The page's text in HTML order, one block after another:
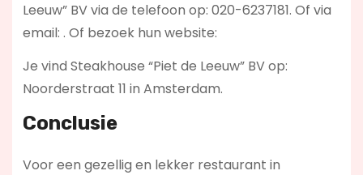
Leeuw” BV via de telefoon op: 020-6237181. Of via
email: . Of bezoek hun website:
Je vind Steakhouse “Piet de Leeuw” BV op:
Noorderstraat 11 in Amsterdam.
Conclusie
Voor een gezellig en lekker restaurant in